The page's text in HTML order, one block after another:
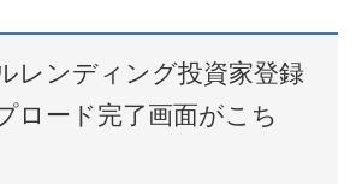
レンディング投資家登録
ロード完了画面がこち